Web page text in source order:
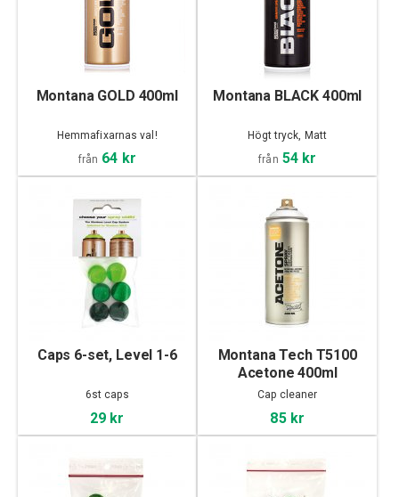
Montana GOLD 400ml
Hemmafixarnas val!
från 64 kr
Montana BLACK 400ml
Högt tryck, Matt
från 54 kr
Caps 6-set, Level 1-6
6st caps
29 kr
Montana Tech T5100
Acetone 400ml
Cap cleaner
85 kr